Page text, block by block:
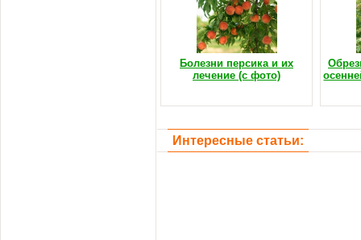
Болезни персика и их
лечение (с фото)
Интересные статьи: